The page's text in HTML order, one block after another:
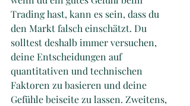
Trading hast, kann es sein, dass du
den Markt falsch einschätzt. Du
solltest deshalb immer versuchen,
deine Entscheidungen auf
quantitativen und technischen
Faktoren zu basieren und deine
Gefühle beiseite zu lassen. Zweitens,